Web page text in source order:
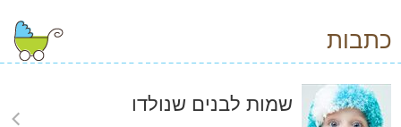
כתבות
שמות לבנים שנולדו